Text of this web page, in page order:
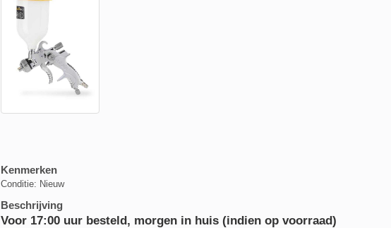
Kenmerken
Conditie: Nieuw
Beschrijving
Voor 17:00 uur besteld, morgen in huis (indien op voorraad)